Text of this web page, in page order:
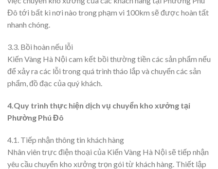
Đô tới bất kì nơi nào trong phạm vi 100km sẽ được hoàn tất
nhanh chóng.
3.3. Bồi hoàn nếu lỗi
Kiến Vàng Hà Nội cam kết bồi thường tiền các sản phẩm nếu
để xảy ra các lỗi trong quá trình tháo lắp và chuyển các sản
phẩm, đồ đạc của quý khách.
4.Quy trình thực hiện dịch vụ chuyển kho xưởng tại
Phường Phú Đô
4.1. Tiếp nhận thông tin khách hàng
Nhân viên trực điện thoại của Kiến Vàng Hà Nội sẽ tiếp nhận
yêu cầu chuyển kho xưởng trọn gói từ khách hàng. Thiết lập